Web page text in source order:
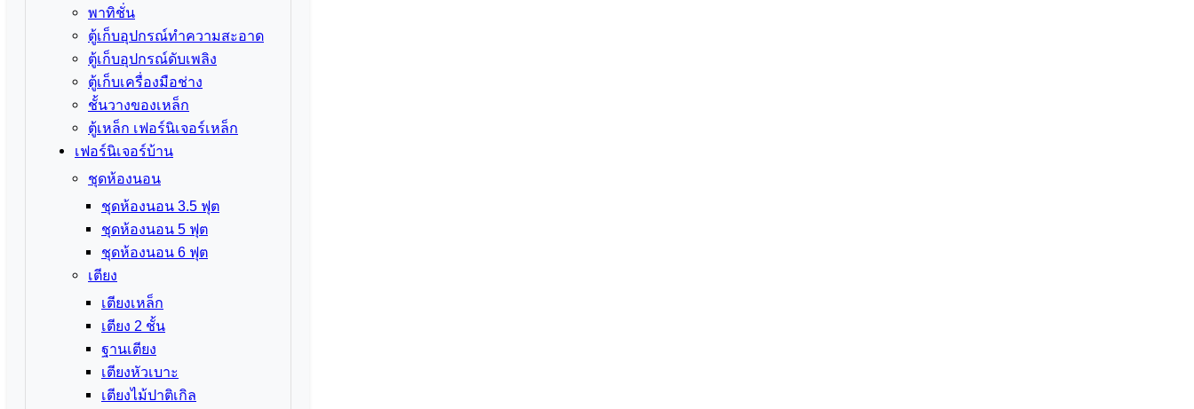
พาทิชั่น
ตู้เก็บอุปกรณ์ทำความสะอาด
ตู้เก็บอุปกรณ์ดับเพลิง
ตู้เก็บเครื่องมือช่าง
ชั้นวางของเหล็ก
ตู้เหล็ก เฟอร์นิเจอร์เหล็ก
เฟอร์นิเจอร์บ้าน
ชุดห้องนอน
ชุดห้องนอน 3.5 ฟุต
ชุดห้องนอน 5 ฟุต
ชุดห้องนอน 6 ฟุต
เตียง
เตียงเหล็ก
เตียง 2 ชั้น
ฐานเตียง
เตียงหัวเบาะ
เตียงไม้ปาติเกิล